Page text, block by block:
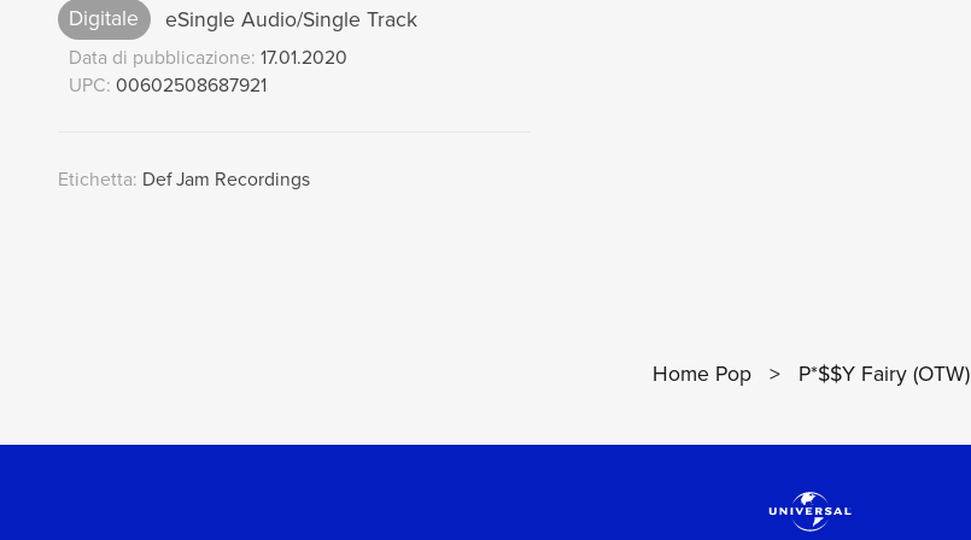
Digitale eSingle Audio/Single Track
Data di pubblicazione: 17.01.2020
UPC: 00602508687921
Etichetta: Def Jam Recordings
Home Pop > P*$$Y Fairy (OTW)